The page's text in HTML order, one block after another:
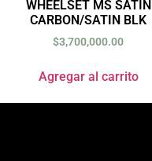
WHEELSET MS SATIN
CARBON/SATIN BLK
$3,700,000.00
Agregar al carrito